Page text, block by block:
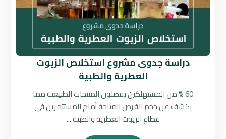
دراسة جدوى مشروع استخلاص الزيوت
العطرية والطبية
60 % من المستهلكين يفضلون المنتجات الطبيعية مما
يكشف عن حجم الفرص المتاحة أمام المستثمرين في
قطاع الزيوت العطرية والطبية ...